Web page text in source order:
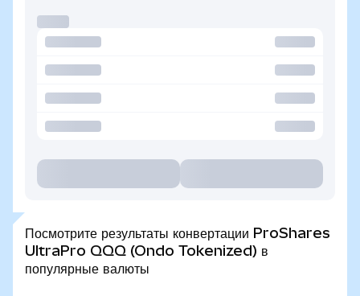
Посмотрите результаты конвертации ProShares
UltraPro QQQ (Ondo Tokenized) в
популярные валюты